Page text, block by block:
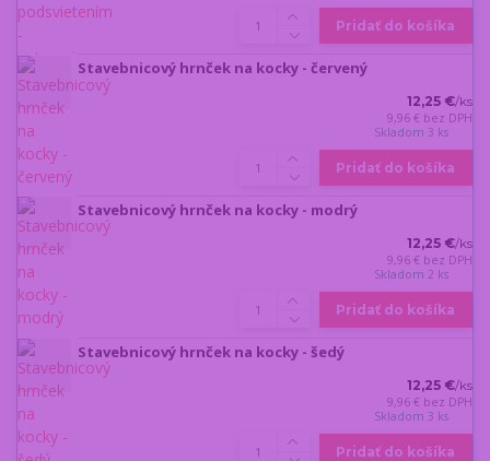
Pridať do košíka
Stavebnicový hrnček na kocky - červený
12,25 €/ks
9,96 € bez DPH
Skladom 3 ks
Pridať do košíka
Stavebnicový hrnček na kocky - modrý
12,25 €/ks
9,96 € bez DPH
Skladom 2 ks
Pridať do košíka
Stavebnicový hrnček na kocky - šedý
12,25 €/ks
9,96 € bez DPH
Skladom 3 ks
Pridať do košíka